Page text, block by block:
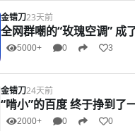
金错刀23天前
全网群嘲的“玫瑰空调” 成
5000+ 0 3
金错刀24天前
“啃小”的百度 终于挣到了
2000+ 0 0